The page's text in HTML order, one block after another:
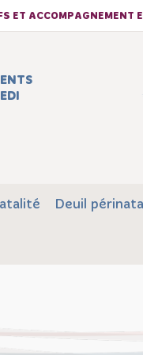
ET ACCOMPAGNEMENT
Deuil périnatal